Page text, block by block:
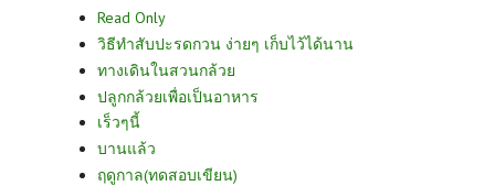
Read Only
วิธีทำสับปะรดกวน ง่ายๆ เก็บไว้ได้นาน
ทางเดินในสวนกล้วย
ปลูกกล้วยเพื่อเป็นอาหาร
เร็วๆนี้
บานแล้ว
ฤดูกาล(ทดสอบเขียน)